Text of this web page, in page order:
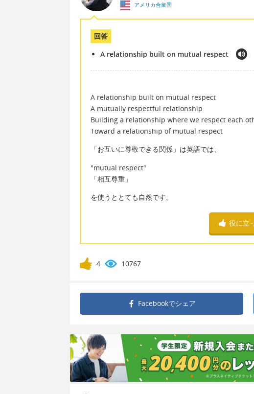
アメリカ合衆国
回答
A relationship built on mutual respect
A relationship built on mutual respect
A mutually respectful relationship
Building a relationship where we respect each
Toward a relationship of mutual respect
「お互いに尊敬できる関係」は英語では、
"mutual respect"
「相互尊重」
を使うととても自然です。
役に立
4 10767
Facebookでシェア